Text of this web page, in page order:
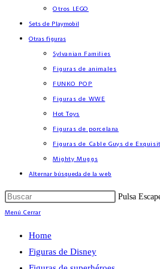
Otros LEGO
Sets de Playmobil
Otras figuras
Sylvanian Families
Figuras de animales
FUNKO POP
Figuras de WWE
Hot Toys
Figuras de porcelana
Figuras de Cable Guys de
Mighty Muggs
Alternar búsqueda de la web
Pulsa
Menú Cerrar
Home
Figuras de Disney